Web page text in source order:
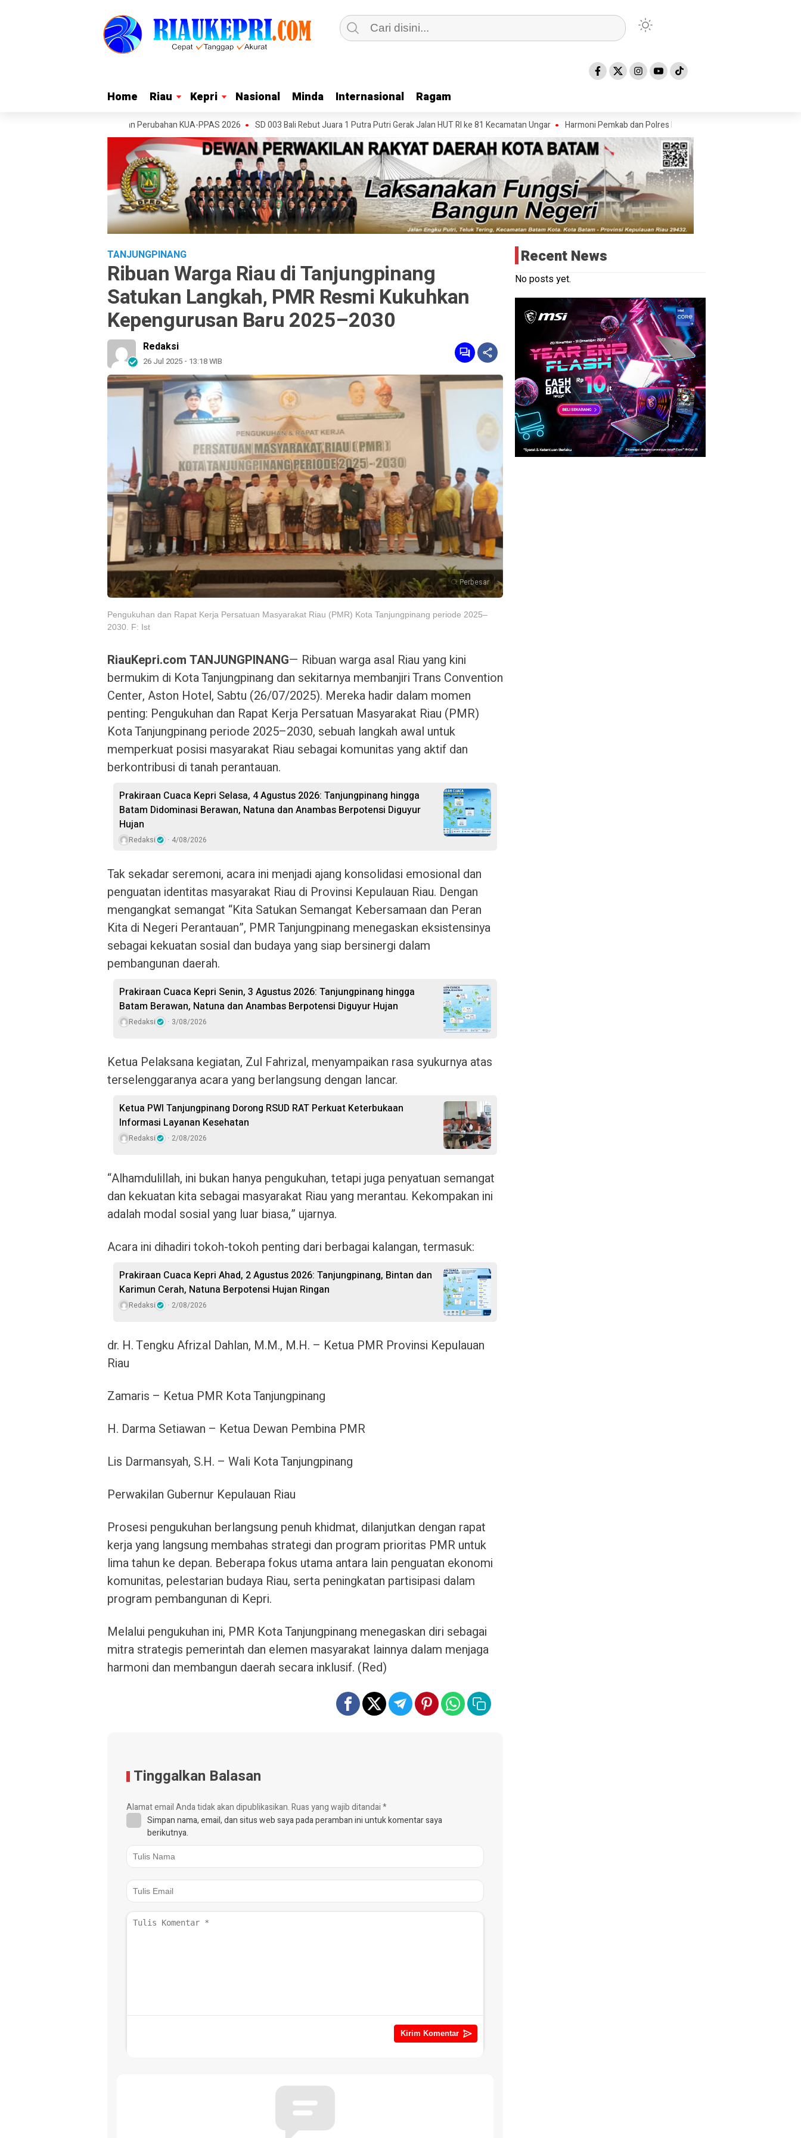
Home Riau Kepri Nasional Minda Internasional Ragam
Home Riau Kepri Nasional Minda Internasional Ragam
Sampaikan Rancangan Perubahan KUA-PPAS 2026 SD 003 Bali Rebut Juara 1 Putra Putri Gerak Jalan HUT RI ke 81 Kecamatan Ungar Harmoni Pemkab dan Polres Meranti: Sambut Kapolres Baru, Siap Gelar
TANJUNGPINANG
Ribuan Warga Riau di Tanjungpinang
Satukan Langkah, PMR Resmi Kukuhkan
Kepengurusan Baru 2025–2030
Redaksi
26 Jul 2025 - 13:18 WIB
Perbesar
Pengukuhan dan Rapat Kerja Persatuan Masyarakat Riau (PMR) Kota Tanjungpinang periode 2025–
2030. F: Ist
RiauKepri.com TANJUNGPINANG— Ribuan warga asal Riau yang kini
bermukim di Kota Tanjungpinang dan sekitarnya membanjiri Trans Convention
Center, Aston Hotel, Sabtu (26/07/2025). Mereka hadir dalam momen
penting: Pengukuhan dan Rapat Kerja Persatuan Masyarakat Riau (PMR)
Kota Tanjungpinang periode 2025–2030, sebuah langkah awal untuk
memperkuat posisi masyarakat Riau sebagai komunitas yang aktif dan
berkontribusi di tanah perantauan.
Prakiraan Cuaca Kepri Selasa, 4 Agustus 2026: Tanjungpinang hingga
Batam Didominasi Berawan, Natuna dan Anambas Berpotensi Diguyur
Hujan
Redaksi 4/08/2026
Tak sekadar seremoni, acara ini menjadi ajang konsolidasi emosional dan
penguatan identitas masyarakat Riau di Provinsi Kepulauan Riau. Dengan
mengangkat semangat “Kita Satukan Semangat Kebersamaan dan Peran
Kita di Negeri Perantauan”, PMR Tanjungpinang menegaskan eksistensinya
sebagai kekuatan sosial dan budaya yang siap bersinergi dalam
pembangunan daerah.
Prakiraan Cuaca Kepri Senin, 3 Agustus 2026: Tanjungpinang hingga
Batam Berawan, Natuna dan Anambas Berpotensi Diguyur Hujan
Redaksi 3/08/2026
Ketua Pelaksana kegiatan, Zul Fahrizal, menyampaikan rasa syukurnya atas
terselenggaranya acara yang berlangsung dengan lancar.
Ketua PWI Tanjungpinang Dorong RSUD RAT Perkuat Keterbukaan
Informasi Layanan Kesehatan
Redaksi 2/08/2026
“Alhamdulillah, ini bukan hanya pengukuhan, tetapi juga penyatuan semangat
dan kekuatan kita sebagai masyarakat Riau yang merantau. Kekompakan ini
adalah modal sosial yang luar biasa,” ujarnya.
Acara ini dihadiri tokoh-tokoh penting dari berbagai kalangan, termasuk:
Prakiraan Cuaca Kepri Ahad, 2 Agustus 2026: Tanjungpinang, Bintan dan
Karimun Cerah, Natuna Berpotensi Hujan Ringan
Redaksi 2/08/2026
dr. H. Tengku Afrizal Dahlan, M.M., M.H. – Ketua PMR Provinsi Kepulauan
Riau
Zamaris – Ketua PMR Kota Tanjungpinang
H. Darma Setiawan – Ketua Dewan Pembina PMR
Lis Darmansyah, S.H. – Wali Kota Tanjungpinang
Perwakilan Gubernur Kepulauan Riau
Prosesi pengukuhan berlangsung penuh khidmat, dilanjutkan dengan rapat
kerja yang langsung membahas strategi dan program prioritas PMR untuk
lima tahun ke depan. Beberapa fokus utama antara lain penguatan ekonomi
komunitas, pelestarian budaya Riau, serta peningkatan partisipasi dalam
program pembangunan di Kepri.
Melalui pengukuhan ini, PMR Kota Tanjungpinang menegaskan diri sebagai
mitra strategis pemerintah dan elemen masyarakat lainnya dalam menjaga
harmoni dan membangun daerah secara inklusif. (Red)
Tinggalkan Balasan
Alamat email Anda tidak akan dipublikasikan.Ruas yang wajib ditandai*
Simpan nama, email, dan situs web saya pada peramban ini untuk komentar saya
berikutnya.
Recent News
No posts yet.